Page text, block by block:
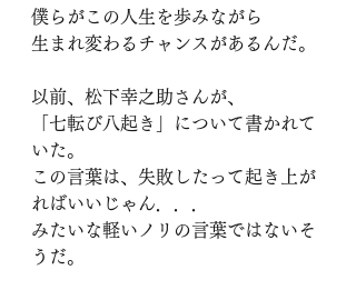
僕らがこの人生を歩みながら
生まれ変わるチャンスがあるんだ。
以前、松下幸之助さんが、
「七転び八起き」について書かれて
いた。
この言葉は、失敗したって起き上が
ればいいじゃん．．．
みたいな軽いノリの言葉ではないそ
うだ。